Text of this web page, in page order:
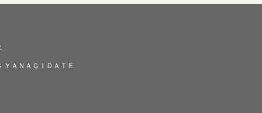
ＹＡＮＡＧＩＤＡＴＥ